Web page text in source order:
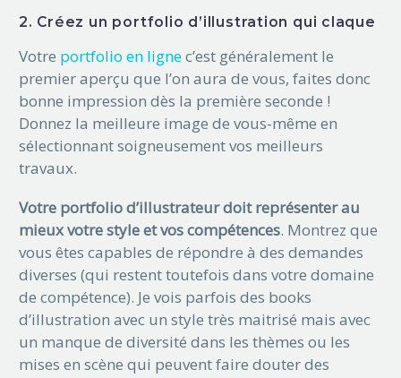
2. Créez un portfolio d’illustration qui claque
Votre portfolio en lignec’est généralement le
premier aperçu que l’on aura de vous, faites donc
bonne impression dès la première seconde !
Donnez la meilleure image de vous-même en
sélectionnant soigneusement vos meilleurs
travaux.
Votre portfolio d’illustrateur doit représenter au
mieux votre style et vos compétences. Montrez que
vous êtes capables de répondre à des demandes
diverses (qui restent toutefois dans votre domaine
de compétence). Je vois parfois des books
d’illustration avec un style très maitrisé mais avec
un manque de diversité dans les thèmes ou les
mises en scène qui peuvent faire douter des